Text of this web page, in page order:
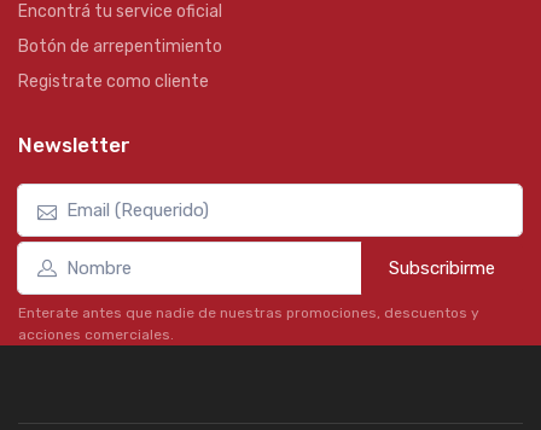
Encontrá tu service oficial
Botón de arrepentimiento
Registrate como cliente
Newsletter
Subscribirme
Enterate antes que nadie de nuestras promociones, descuentos y
acciones comerciales.